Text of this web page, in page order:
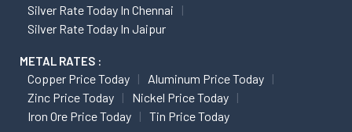
Silver Rate Today In Chennai
Silver Rate Today In Jaipur
METAL RATES :
Copper Price Today
Aluminum Price Today
Zinc Price Today
Nickel Price Today
Iron Ore Price Today
Tin Price Today